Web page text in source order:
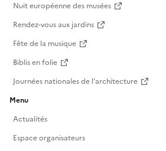
Nuit européenne des musées
Rendez-vous aux jardins
Fête de la musique
Biblis en folie
Journées nationales de l'architecture
Menu
Actualités
Espace organisateurs